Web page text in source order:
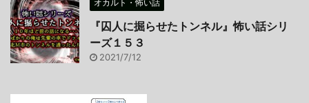
オカルト・怖い話
『囚人に掘らせたトンネル』怖い話シリ
ーズ１５３
2021/7/12